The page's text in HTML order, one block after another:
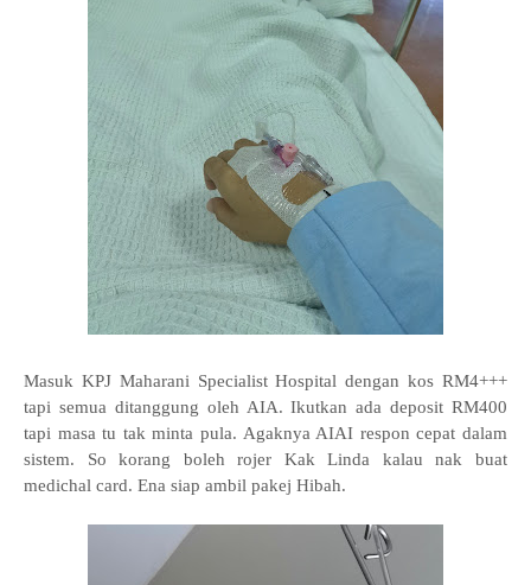
Masuk KPJ Maharani Specialist Hospital dengan kos RM4+++
tapi semua ditanggung oleh AIA. Ikutkan ada deposit RM400
tapi masa tu tak minta pula. Agaknya AIAI respon cepat dalam
sistem. So korang boleh rojer Kak Linda kalau nak buat
medichal card. Ena siap ambil pakej Hibah.